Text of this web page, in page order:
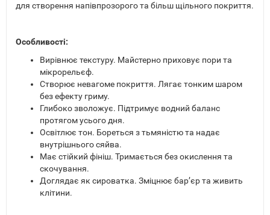
для створення напівпрозорого та більш щільного покриття.
Особливості:
Вирівнює текстуру. Майстерно приховує пори та
мікрорельєф.
Створює невагоме покриття. Лягає тонким шаром
без ефекту гриму.
Глибоко зволожує. Підтримує водний баланс
протягом усього дня.
Освітлює тон. Бореться з тьмяністю та надає
внутрішнього сяйва.
Має стійкий фініш. Тримається без окислення та
скочування.
Доглядає як сироватка. Зміцнює бар’єр та живить
клітини.